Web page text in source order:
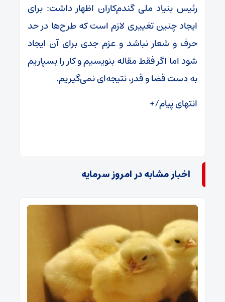
رئیس بنیاد ملی گندم‌کاران اظهار داشت: برای
ایجاد چنین تغییری لازم است که طرح‌ها در حد
حرف و شعار نباشد و عزم جدی برای آن ایجاد
شود اما اگر فقط مقاله بنویسیم و کار را بسپاریم
به دست قضا و قدر، نتیجه‌ای نمی‌گیریم.
انتهای پیام/+
اخبار مشابه در امروز سرمایه